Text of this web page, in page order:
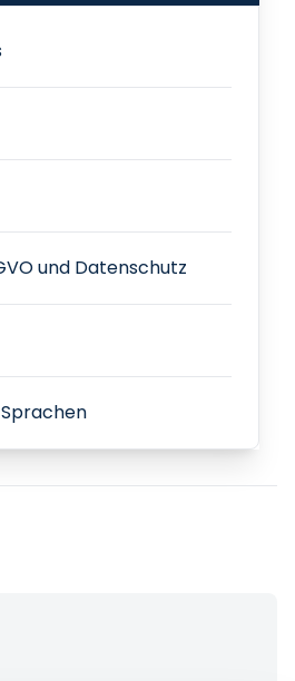
und Datenschutz